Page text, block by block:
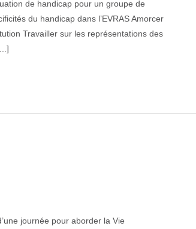
de handicap pour un groupe de
du handicap dans l’EVRAS Amorcer
Travailler sur les représentations des
journée pour aborder la Vie